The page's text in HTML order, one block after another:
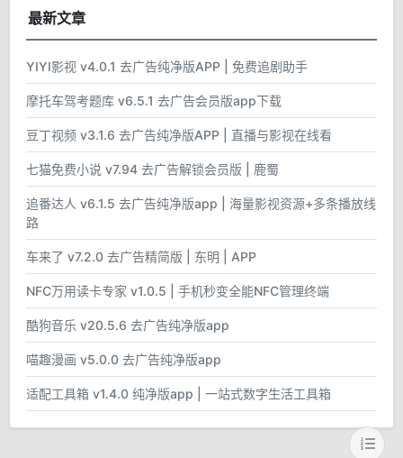
最新文章
YIYI影视 v4.0.1 去广告纯净版APP | 免费追剧助手
摩托车驾考题库 v6.5.1 去广告会员版app下载
豆丁视频 v3.1.6 去广告纯净版APP | 直播与影视在线看
七猫免费小说 v7.94 去广告解锁会员版 | 鹿蜀
追番达人 v6.1.5 去广告纯净版app | 海量影视资源+多条播放线
路
车来了 v7.2.0 去广告精简版 | 东明 | APP
NFC万用读卡专家 v1.0.5 | 手机秒变全能NFC管理终端
酷狗音乐 v20.5.6 去广告纯净版app
喵趣漫画 v5.0.0 去广告纯净版app
适配工具箱 v1.4.0 纯净版app | 一站式数字生活工具箱